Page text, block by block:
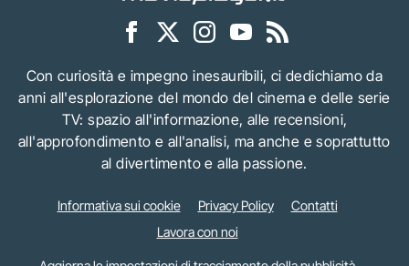
Con curiosità e impegno inesauribili, ci dedichiamo da
anni all'esplorazione del mondo del cinema e delle serie
TV: spazio all'informazione, alle recensioni,
all'approfondimento e all'analisi, ma anche e soprattutto
al divertimento e alla passione.
Informativa sui cookie Privacy Policy
Contatti
Lavora con noi